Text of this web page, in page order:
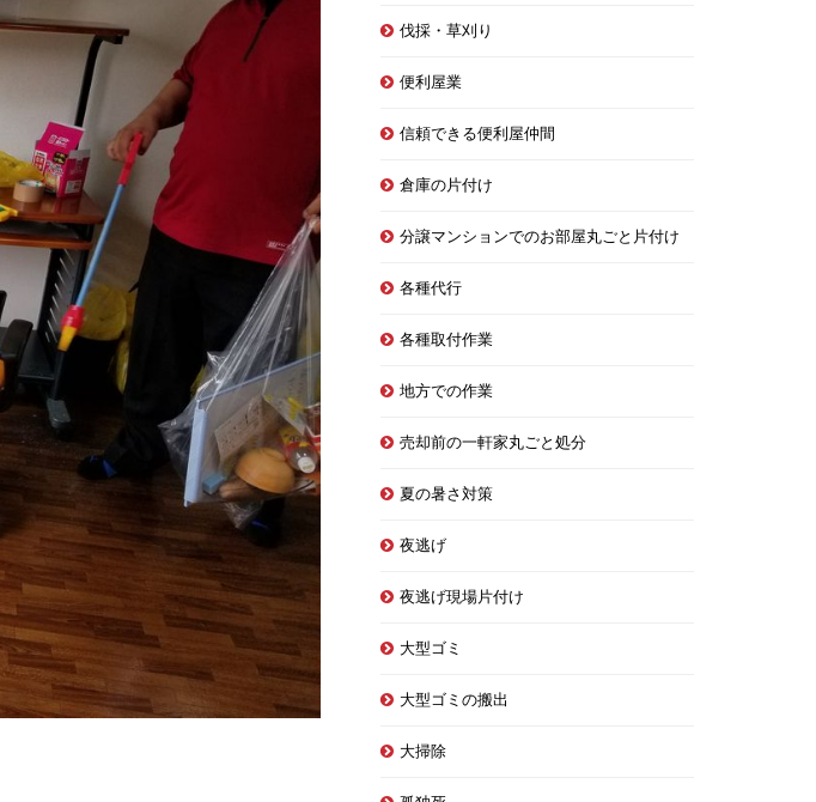
伐採・草刈り
便利屋業
信頼できる便利屋仲間
倉庫の片付け
分譲マンションでのお部屋丸ごと片付け
各種代行
各種取付作業
地方での作業
売却前の一軒家丸ごと処分
夏の暑さ対策
夜逃げ
夜逃げ現場片付け
大型ゴミ
大型ゴミの搬出
大掃除